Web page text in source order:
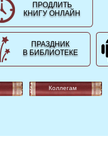
ПРОДЛИТЬ
КНИГУ ОНЛАЙН
ПРАЗДНИК
В БИБЛИОТЕКЕ
Коллегам